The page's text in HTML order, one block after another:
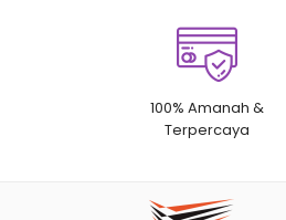
100% Amanah &
Terpercaya